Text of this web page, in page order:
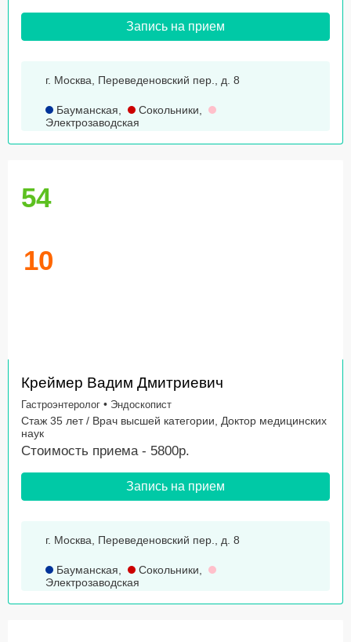
Запись на прием
г. Москва, Переведеновский пер., д. 8
Бауманская, Сокольники,
Электрозаводская
54
10
Креймер Вадим Дмитриевич
Гастроэнтеролог • Эндоскопист
Стаж 35 лет / Врач высшей категории, Доктор медицинских
наук
Стоимость приема - 5800р.
Запись на прием
г. Москва, Переведеновский пер., д. 8
Бауманская, Сокольники,
Электрозаводская